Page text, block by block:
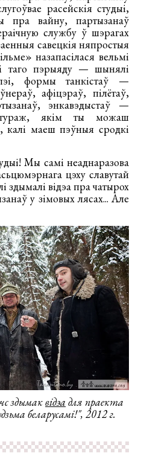
расейскія студыі,
пра вайну, партызанаў
службу ў шэрагах
савецкія няпростыя
назапасілася вельмі
таго пэрыяду — шынялі
формы танкістаў —
афіцэраў, пілётаў,
энкавэдыстаў —
якім ты можаш
калі маеш пэўныя сродкі
Мы самі неаднаразова
цэху славутай
здымалі відэа пра чатырох
у зімовых лясах... Але
здымаквідэа для праекта
беларусамі!", 2012 г.